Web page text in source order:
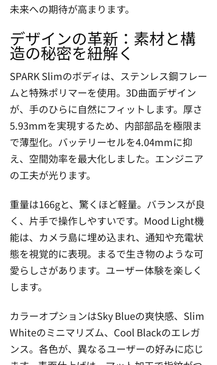
未来への期待が高まります。
デザインの革新：素材と構
造の秘密を紐解く
SPARK Slimのボディは、ステンレス鋼フレー
ムと特殊ポリマーを使用。3D曲面デザイン
が、手のひらに自然にフィットします。厚さ
5.93mmを実現するため、内部部品を極限ま
で薄型化。バッテリーセルを4.04mmに抑
え、空間効率を最大化しました。エンジニア
の工夫が光ります。
重量は166gと、驚くほど軽量。バランスが良
く、片手で操作しやすいです。Mood Light機
能は、カメラ島に埋め込まれ、通知や充電状
態を視覚的に表現。まるで生き物のような可
愛らしさがあります。ユーザー体験を楽しく
します。
カラーオプションはSky Blueの爽快感、Slim
Whiteのミニマリズム、Cool Blackのエレガ
ンス。各色が、異なるユーザーの好みに応じ